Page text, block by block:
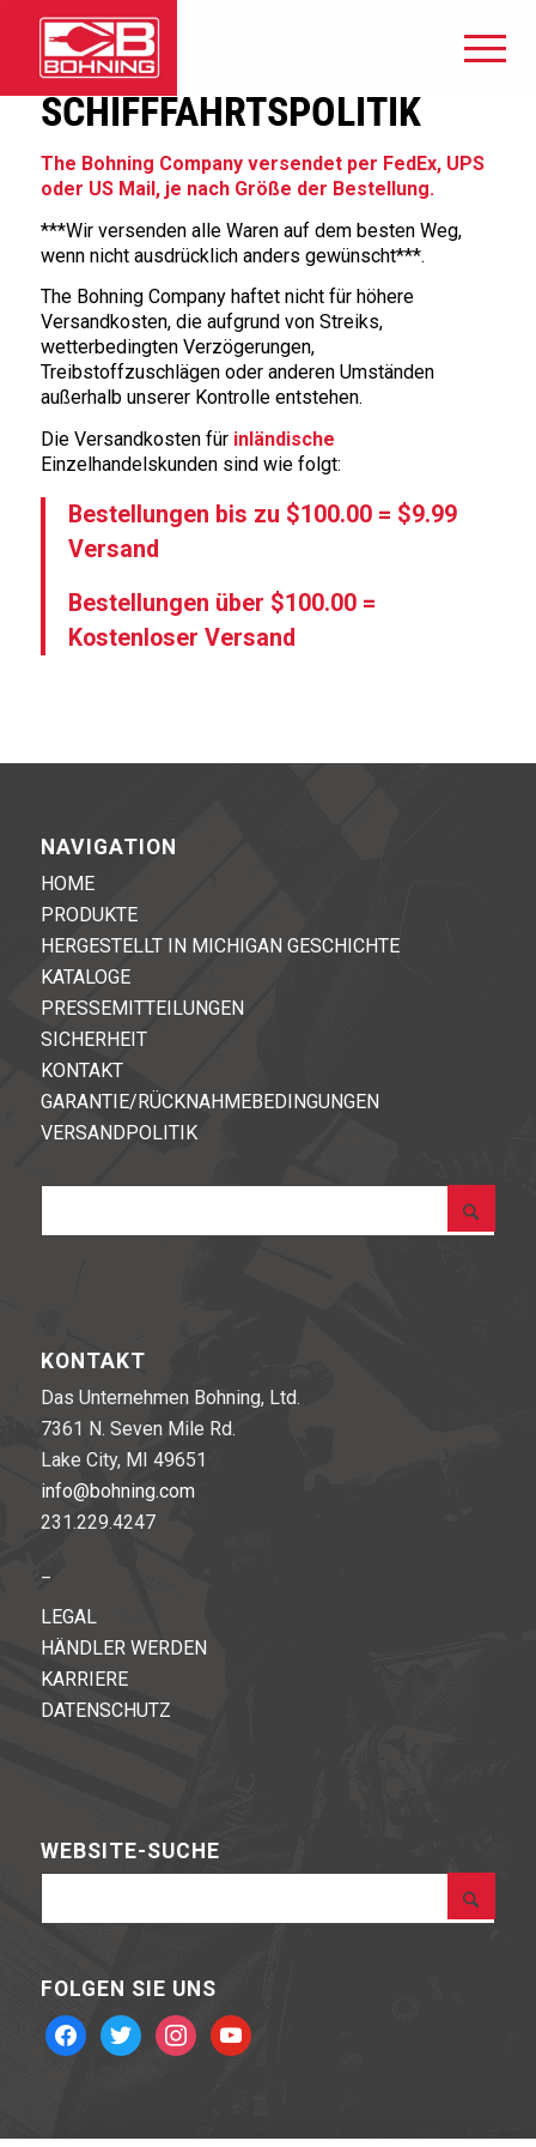
SCHIFFFAHRTSPOLITIK
The Bohning Company versendet per FedEx, UPS
oder US Mail, je nach Größe der Bestellung.
***Wir versenden alle Waren auf dem besten Weg,
wenn nicht ausdrücklich anders gewünscht***.
The Bohning Company haftet nicht für höhere
Versandkosten, die aufgrund von Streiks,
wetterbedingten Verzögerungen,
Treibstoffzuschlägen oder anderen Umständen
außerhalb unserer Kontrolle entstehen.
Die Versandkosten für inländische
Einzelhandelskunden sind wie folgt:
Bestellungen bis zu $100.00 = $9.99
Versand
Bestellungen über $100.00 =
Kostenloser Versand
NAVIGATION
HOME
PRODUKTE
HERGESTELLT IN MICHIGAN GESCHICHTE
KATALOGE
PRESSEMITTEILUNGEN
SICHERHEIT
KONTAKT
GARANTIE/RÜCKNAHMEBEDINGUNGEN
VERSANDPOLITIK
KONTAKT
Das Unternehmen Bohning, Ltd.
7361 N. Seven Mile Rd.
Lake City, MI 49651
info@bohning.com
231.229.4247
LEGAL
HÄNDLER WERDEN
KARRIERE
DATENSCHUTZ
WEBSITE-SUCHE
FOLGEN SIE UNS
facebooktwitter instagramyoutube